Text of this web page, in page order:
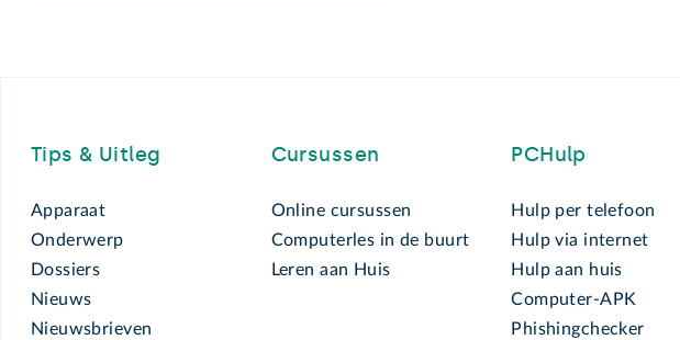
Tips & Uitleg
Apparaat
Onderwerp
Dossiers
Nieuws
Nieuwsbrieven
Cursussen
Online cursussen
Computerles in de buurt
Leren aan Huis
PCHulp
Hulp per telefoon
Hulp via internet
Hulp aan huis
Computer-APK
Phishingchecker